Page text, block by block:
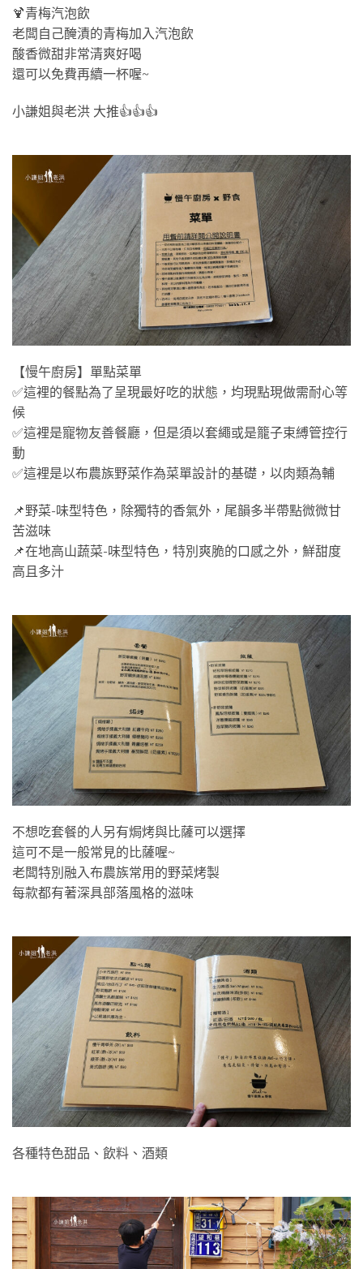
🍹青梅汽泡飲
老闆自己醃漬的青梅加入汽泡飲
酸香微甜非常清爽好喝
還可以免費再續一杯喔~
小謙姐與老洪 大推👍👍👍
【慢午廚房】單點菜單
✅這裡的餐點為了呈現最好吃的狀態，均現點現做需耐心等
候
✅這裡是寵物友善餐廳，但是須以套繩或是籠子束縛管控行
動
✅這裡是以布農族野菜作為菜單設計的基礎，以肉類為輔
📌野菜-味型特色，除獨特的香氣外，尾韻多半帶點微微甘
苦滋味
📌在地高山蔬菜-味型特色，特別爽脆的口感之外，鮮甜度
高且多汁
不想吃套餐的人另有焗烤與比薩可以選擇
這可不是一般常見的比薩喔~
老闆特別融入布農族常用的野菜烤製
每款都有著深具部落風格的滋味
各種特色甜品、飲料、酒類